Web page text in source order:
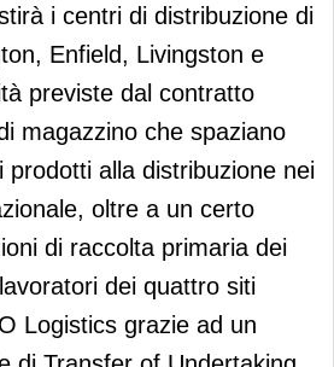
i centri di distribuzione di
Enfield, Livingston e
previste dal contratto
magazzino che spaziano
prodotti alla distribuzione nei
oltre a un certo
di raccolta primaria dei
dei quattro siti
Logistics grazie ad un